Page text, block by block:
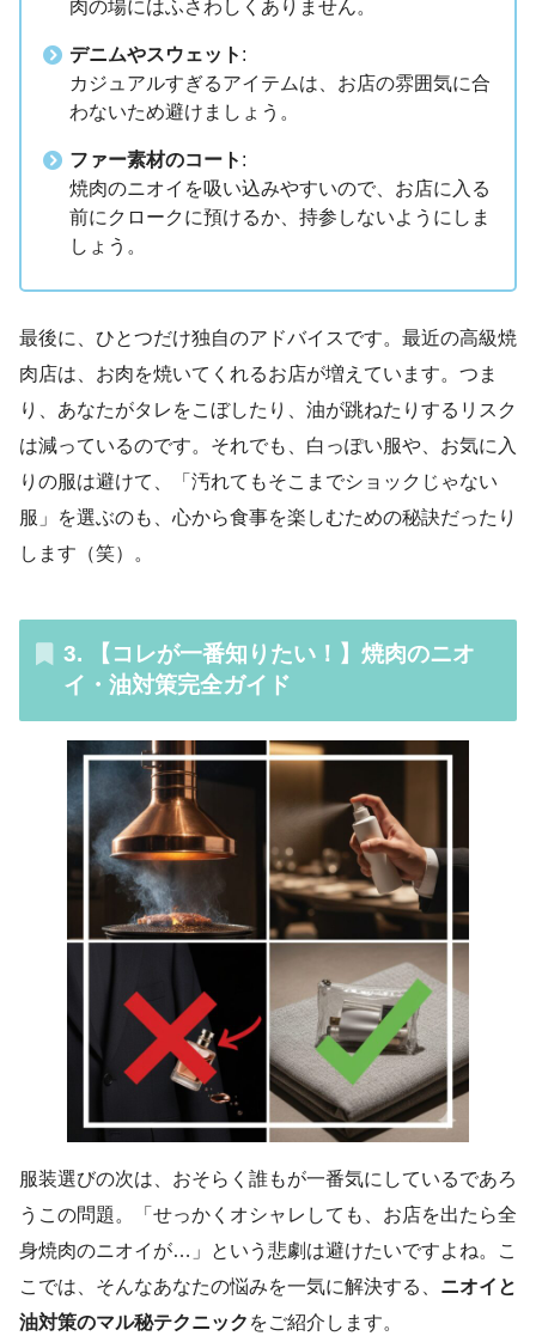
肉の場にはふさわしくありません。
デニムやスウェット :
カジュアルすぎるアイテムは、お店の雰囲気に合
わないため避けましょう。
ファー素材のコート :
焼肉のニオイを吸い込みやすいので、お店に入る
前にクロークに預けるか、持参しないようにしま
しょう。
最後に、ひとつだけ独自のアドバイスです。最近の高級焼
肉店は、お肉を焼いてくれるお店が増えています。つま
り、あなたがタレをこぼしたり、油が跳ねたりするリスク
は減っているのです。それでも、白っぽい服や、お気に入
りの服は避けて、「汚れてもそこまでショックじゃない
服」を選ぶのも、心から食事を楽しむための秘訣だったり
します（笑）。
3. 【コレが一番知りたい！】焼肉のニオ
イ・油対策完全ガイド
服装選びの次は、おそらく誰もが一番気にしているであろ
うこの問題。「せっかくオシャレしても、お店を出たら全
身焼肉のニオイが…」という悲劇は避けたいですよね。こ
こでは、そんなあなたの悩みを一気に解決する、 ニオイと
油対策のマル秘テクニック をご紹介します。